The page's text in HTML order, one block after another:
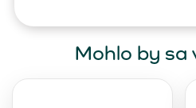
Mohlo by sa